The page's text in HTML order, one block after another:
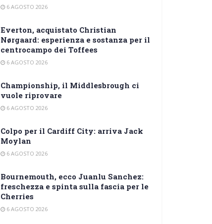
6 AGOSTO 2026
Everton, acquistato Christian
Nørgaard: esperienza e sostanza per il
centrocampo dei Toffees
6 AGOSTO 2026
Championship, il Middlesbrough ci
vuole riprovare
6 AGOSTO 2026
Colpo per il Cardiff City: arriva Jack
Moylan
6 AGOSTO 2026
Bournemouth, ecco Juanlu Sanchez:
freschezza e spinta sulla fascia per le
Cherries
6 AGOSTO 2026